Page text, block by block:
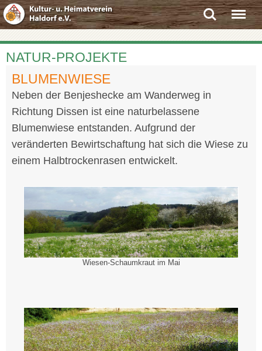
SearchMenu
NATUR-PROJEKTE
BLUMENWIESE
Neben der Benjeshecke am Wanderweg in
Richtung Dissen ist eine naturbelassene
Blumenwiese entstanden. Aufgrund der
veränderten Bewirtschaftung hat sich die Wiese zu
einem Halbtrockenrasen entwickelt.
Wiesen-Schaumkraut im Mai